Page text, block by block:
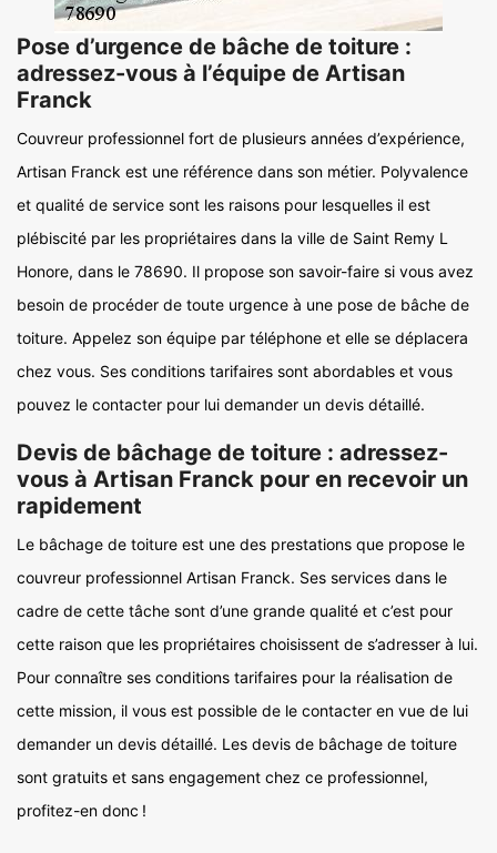
Pose d’urgence de bâche de toiture :
adressez-vous à l’équipe de Artisan
Franck
Couvreur professionnel fort de plusieurs années d’expérience,
Artisan Franck est une référence dans son métier. Polyvalence
et qualité de service sont les raisons pour lesquelles il est
plébiscité par les propriétaires dans la ville de Saint Remy L
Honore, dans le 78690. Il propose son savoir-faire si vous avez
besoin de procéder de toute urgence à une pose de bâche de
toiture. Appelez son équipe par téléphone et elle se déplacera
chez vous. Ses conditions tarifaires sont abordables et vous
pouvez le contacter pour lui demander un devis détaillé.
Devis de bâchage de toiture : adressez-
vous à Artisan Franck pour en recevoir un
rapidement
Le bâchage de toiture est une des prestations que propose le
couvreur professionnel Artisan Franck. Ses services dans le
cadre de cette tâche sont d’une grande qualité et c’est pour
cette raison que les propriétaires choisissent de s’adresser à lui.
Pour connaître ses conditions tarifaires pour la réalisation de
cette mission, il vous est possible de le contacter en vue de lui
demander un devis détaillé. Les devis de bâchage de toiture
sont gratuits et sans engagement chez ce professionnel,
profitez-en donc !